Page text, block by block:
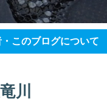
このブログについて
川